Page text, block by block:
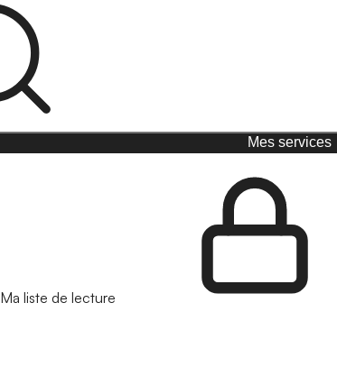
Mes services
Ma liste de lecture